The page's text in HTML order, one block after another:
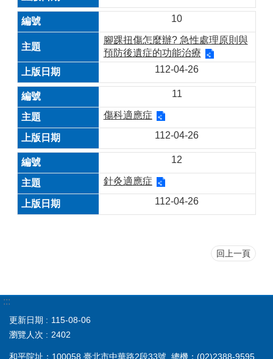
10
腳踝扭傷怎麼辦? 急性處理原則與
預防後遺症的功能治療
112-04-26
11
傷科適應症
112-04-26
12
針灸適應症
112-04-26
回上一頁
:::
更新日期
115-08-06
瀏覽人次
2402
和平院址：100058 臺北市中華路2段33號 總機：(02)2388-9595